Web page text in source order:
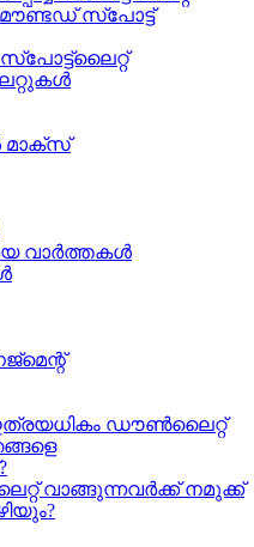
മൗണ്ടഡ് സ്പോട്ട്
സ്പോട്ട്‌ലൈറ്റ്
മാക്സ്
വാർത്തകൾ
ഡൗൺലൈറ്റ്
വാങ്ങുന്നവർക്ക് നമുക്ക്